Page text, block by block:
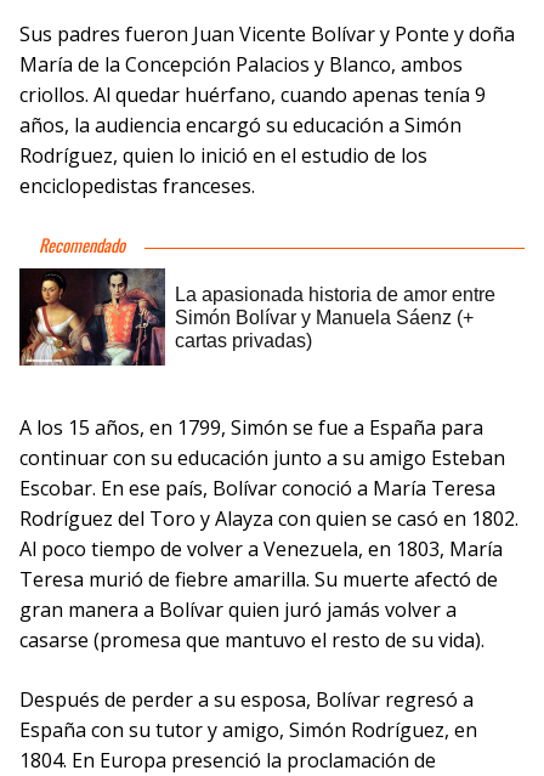
Sus padres fueron Juan Vicente Bolívar y Ponte y doña
María de la Concepción Palacios y Blanco, ambos
criollos. Al quedar huérfano, cuando apenas tenía 9
años, la audiencia encargó su educación a Simón
Rodríguez, quien lo inició en el estudio de los
enciclopedistas franceses.
A los 15 años, en 1799, Simón se fue a España para
continuar con su educación junto a su amigo Esteban
Escobar. En ese país, Bolívar conoció a María Teresa
Rodríguez del Toro y Alayza con quien se casó en 1802.
Al poco tiempo de volver a Venezuela, en 1803, María
Teresa murió de fiebre amarilla. Su muerte afectó de
gran manera a Bolívar quien juró jamás volver a
casarse (promesa que mantuvo el resto de su vida).
Después de perder a su esposa, Bolívar regresó a
España con su tutor y amigo, Simón Rodríguez, en
1804. En Europa presenció la proclamación de